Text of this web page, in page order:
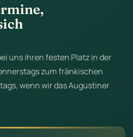
uns ihren festen Platz in der
zum fränkischen
wenn wir das Augustiner